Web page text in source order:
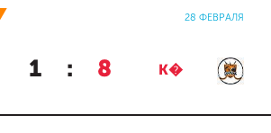
28 ФЕВРАЛЯ
1 : 8 К�